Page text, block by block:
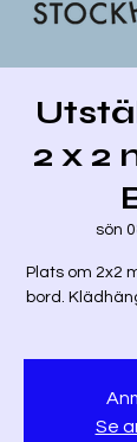
2 x 2
sön
Plats om 2x2
bord.
Se